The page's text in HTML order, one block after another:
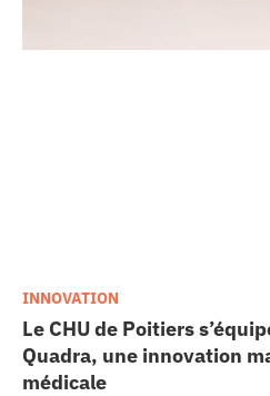
Le CHU de Poitiers
Quadra, une innovation
médicale
INNOVATION